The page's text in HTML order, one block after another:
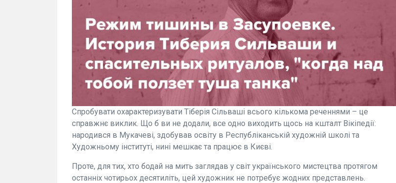
Спробувати охарактеризувати Тіберія Сільваші всього кількома реченнями – це
справжнє виклик. Що б ви не додали, все одно виходить щось на кшталт Вікіпедії:
народився в Мукачеві, здобував освіту в Республіканській художній школі та
Художньому інституті, нині мешкає та працює в Києві.
Проте, для тих, хто бодай на мить заглядав у світ українського мистецтва протягом
останніх чотирьох десятиліть, цей художник не потребує жодних представлень.